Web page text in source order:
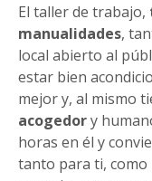
El taller de trabajo,
manualidades,
local abierto al
estar bien
mejor y, al mismo
acogedory
horas en él y
tanto para ti, como